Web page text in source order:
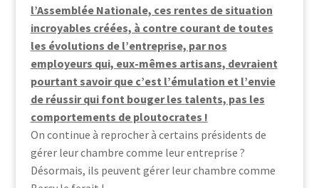
l’Assemblée Nationale, ces rentes de situation
incroyables créées, à contre courant de toutes
les évolutions de l’entreprise, par nos
employeurs qui, eux-mêmes artisans, devraient
pourtant savoir que c’est l’émulation et l’envie
de réussir qui font bouger les talents, pas les
comportements de ploutocrates !
On continue à reprocher à certains présidents de
gérer leur chambre comme leur entreprise ?
Désormais, ils peuvent gérer leur chambre comme